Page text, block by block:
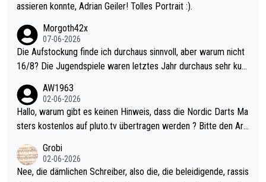
assieren konnte, Adrian Geiler! Tolles Portrait :).
Morgoth42x
07-06-2026
Die Aufstockung finde ich durchaus sinnvoll, aber warum nicht
16/8? Die Jugendspiele waren letztes Jahr durchaus sehr kurz
Allerdings ist Mitchell Lawrie als Nummer 1 der Welt eh qualifi
ziert. Somit ändert die automatische Qualifikation des Weltmei
sters erstmal nichts. Ich denke sie wollen damit für nächstes J
ohl wenig WDF Turniere spielen. Dies war bei Archie Self letzt
es Jahr der Fall. Er musste als amtierender Weltmeister durch
AW1963
02-06-2026
Hallo, warum gibt es keinen Hinweis, dass die Nordic Darts Ma
sters kostenlos auf pluto.tv übertragen werden ? Bitte den Arti
Grobi
02-06-2026
Nee, die dämlichen Schreiber, also die, die beleidigende, rassis